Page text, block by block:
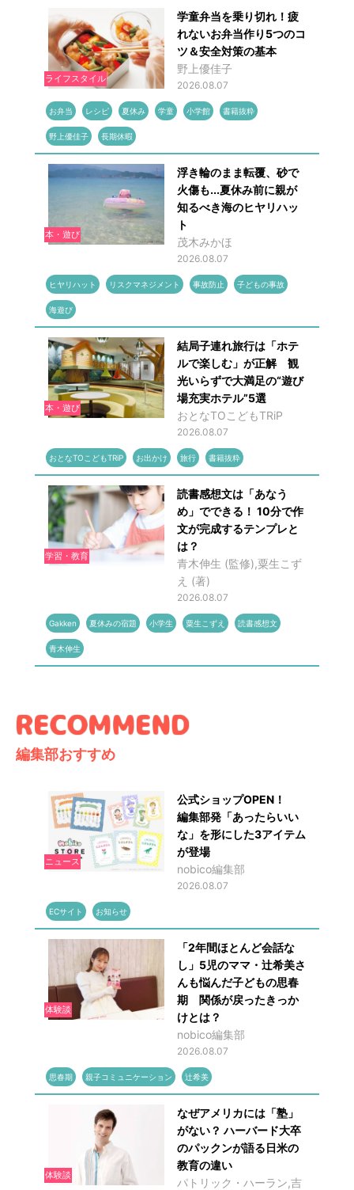
ライフスタイル
学童弁当を乗り切れ！疲
れないお弁当作り5つのコ
ツ＆安全対策の基本
野上優佳子
2026.08.07
お弁当 レシピ 夏休み 学童 小学館 書籍抜粋
野上優佳子 長期休暇
本・遊び
浮き輪のまま転覆、砂で
火傷も...夏休み前に親が
知るべき海のヒヤリハッ
ト
茂木みかほ
2026.08.07
ヒヤリハット リスクマネジメント 事故防止 子どもの事故
海遊び
本・遊び
結局子連れ旅行は「ホテ
ルで楽しむ」が正解 観
光いらずで大満足の“遊び
場充実ホテル”5選
おとなTOこどもTRiP
2026.08.07
おとなTOこどもTRiP お出かけ 旅行 書籍抜粋
学習・教育
読書感想文は「あなう
め」でできる！ 10分で作
文が完成するテンプレと
は？
青木伸生 (監修),粟生こず
え (著)
2026.08.07
Gakken 夏休みの宿題 小学生 粟生こずえ 読書感想文
青木伸生
編集部おすすめ
ニュース
公式ショップOPEN！
編集部発「あったらいい
な」を形にした3アイテム
が登場
nobico編集部
2026.08.07
ECサイト お知らせ
体験談
「2年間ほとんど会話な
し」5児のママ・辻希美さ
んも悩んだ子どもの思春
期 関係が戻ったきっか
けとは？
nobico編集部
2026.08.07
思春期 親子コミュニケーション 辻希美
体験談
なぜアメリカには「塾」
がない？ ハーバード大卒
のパックンが語る日米の
教育の違い
パトリック・ハーラン,吉